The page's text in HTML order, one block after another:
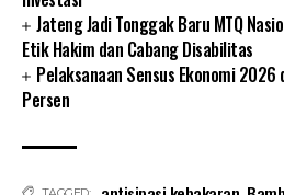
Jateng Jadi Tonggak Baru MTQ
Etik Hakim dan Cabang Disabilitas
Pelaksanaan Sensus Ekonomi 2026
Persen